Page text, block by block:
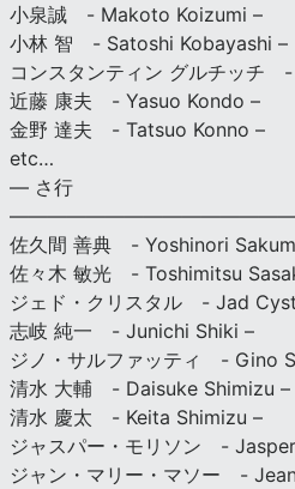
小泉誠 - Makoto Koizumi –
小林 智 - Satoshi Kobayashi –
コンスタンティン グルチッチ
近藤 康夫 - Yasuo Kondo –
金野 達夫 - Tatsuo Konno –
etc…
— さ行
佐久間 善典 - Yoshinori
佐々木 敏光 - Toshimitsu
ジェド・クリスタル - Jad
志岐 純一 - Junichi Shiki –
ジノ・サルファッティ - Gino
清水 大輔 - Daisuke Shimizu –
清水 慶太 - Keita Shimizu –
ジャスパー・モリソン -
ジャン・マリー・マソー -